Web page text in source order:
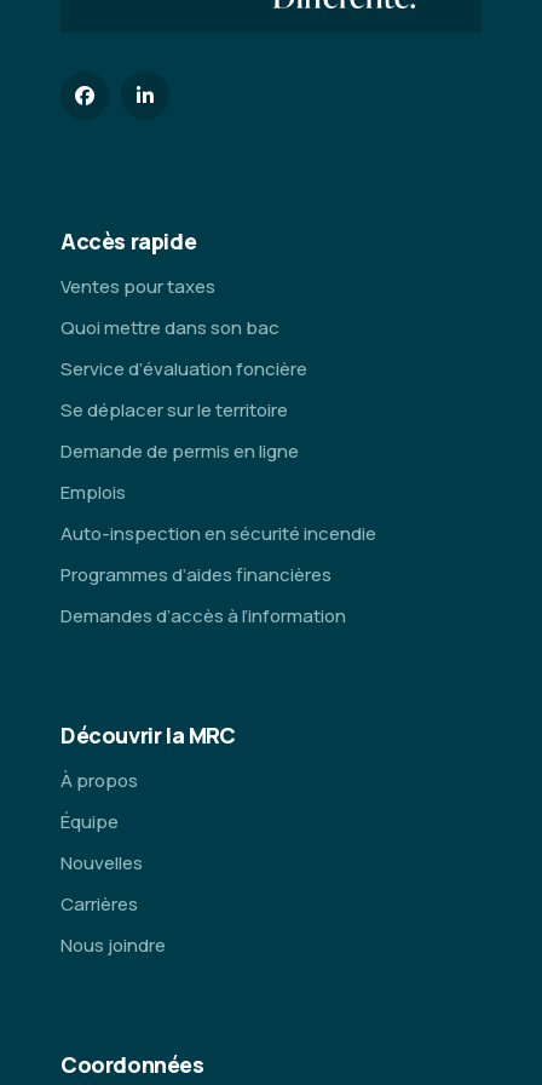
Accès rapide
Ventes pour taxes
Quoi mettre dans son bac
Service d’évaluation foncière
Se déplacer sur le territoire
Demande de permis en ligne
Emplois
Auto-inspection en sécurité incendie
Programmes d’aides financières
Demandes d’accès à l’information
Découvrir la MRC
À propos
Équipe
Nouvelles
Carrières
Nous joindre
Coordonnées